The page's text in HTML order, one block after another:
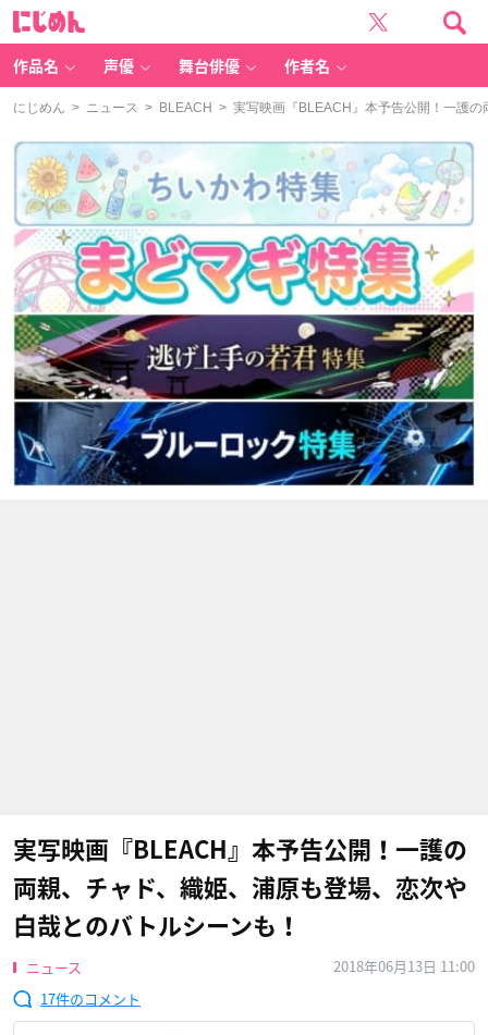
作品名 声優 舞台俳優 作者名
にじめん > ニュース > BLEACH > 実写映画『BLEACH』本予告公開！一護
実写映画『BLEACH』本予告公開！一護の
両親、チャド、織姫、浦原も登場、恋次や
白哉とのバトルシーンも！
ニュース
2018年06月13日 11:00
17